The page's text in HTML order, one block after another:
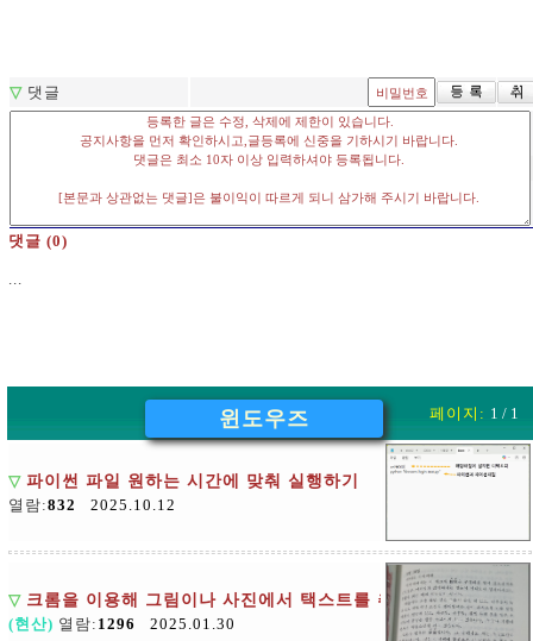
▽ 댓글
댓글 (0)
...
윈도우즈 페이지: 1 / 1
▽ 파이썬 파일 원하는 시간에 맞춰 실행하기
열람:832 2025.10.12
▽ 크롬을 이용해 그림이나 사진에서 택스트를 추출하는 방법
(현산) 열람: 1296 2025.01.30